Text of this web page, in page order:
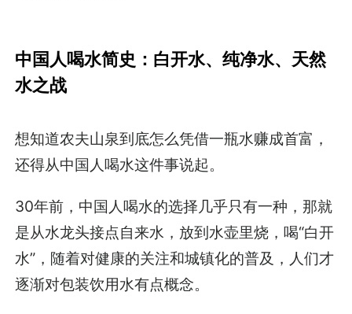
中国人喝水简史：白开水、纯净水、天然
水之战
想知道农夫山泉到底怎么凭借一瓶水赚成首富，
还得从中国人喝水这件事说起。
30年前，中国人喝水的选择几乎只有一种，那就
是从水龙头接点自来水，放到水壶里烧，喝“白开
水”，随着对健康的关注和城镇化的普及，人们才
逐渐对包装饮用水有点概念。